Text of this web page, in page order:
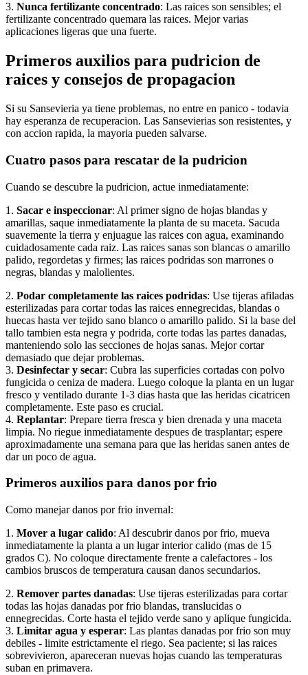
3. Nunca fertilizante concentrado: Las raices son sensibles; el
fertilizante concentrado quemara las raices. Mejor varias
aplicaciones ligeras que una fuerte.
Primeros auxilios para pudricion de
raices y consejos de propagacion
Si su Sansevieria ya tiene problemas, no entre en panico - todavia
hay esperanza de recuperacion. Las Sansevierias son resistentes, y
con accion rapida, la mayoria pueden salvarse.
Cuatro pasos para rescatar de la pudricion
Cuando se descubre la pudricion, actue inmediatamente:
1. Sacar e inspeccionar: Al primer signo de hojas blandas y
amarillas, saque inmediatamente la planta de su maceta. Sacuda
suavemente la tierra y enjuague las raices con agua, examinando
cuidadosamente cada raiz. Las raices sanas son blancas o amarillo
palido, regordetas y firmes; las raices podridas son marrones o
negras, blandas y malolientes.
2. Podar completamente las raices podridas: Use tijeras afiladas
esterilizadas para cortar todas las raices ennegrecidas, blandas o
huecas hasta ver tejido sano blanco o amarillo palido. Si la base del
tallo tambien esta negra y podrida, corte todas las partes danadas,
manteniendo solo las secciones de hojas sanas. Mejor cortar
demasiado que dejar problemas.
3. Desinfectar y secar: Cubra las superficies cortadas con polvo
fungicida o ceniza de madera. Luego coloque la planta en un lugar
fresco y ventilado durante 1-3 dias hasta que las heridas cicatricen
completamente. Este paso es crucial.
4. Replantar: Prepare tierra fresca y bien drenada y una maceta
limpia. No riegue inmediatamente despues de trasplantar; espere
aproximadamente una semana para que las heridas sanen antes de
dar un poco de agua.
Primeros auxilios para danos por frio
Como manejar danos por frio invernal:
1. Mover a lugar calido: Al descubrir danos por frio, mueva
inmediatamente la planta a un lugar interior calido (mas de 15
grados C). No coloque directamente frente a calefactores - los
cambios bruscos de temperatura causan danos secundarios.
2. Remover partes danadas: Use tijeras esterilizadas para cortar
todas las hojas danadas por frio blandas, translucidas o
ennegrecidas. Corte hasta el tejido verde sano y aplique fungicida.
3. Limitar agua y esperar: Las plantas danadas por frio son muy
debiles - limite estrictamente el riego. Sea paciente; si las raices
sobrevivieron, apareceran nuevas hojas cuando las temperaturas
suban en primavera.